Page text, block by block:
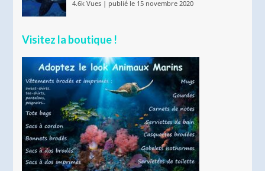
4.6k Vues | publié le 15 novembre 2020
Visitez la boutique !